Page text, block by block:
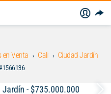
en Venta Cali Ciudad Jardín